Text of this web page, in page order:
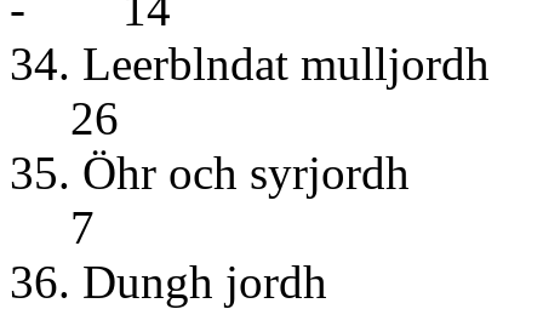
34.
26
35. Öhr
7
36.